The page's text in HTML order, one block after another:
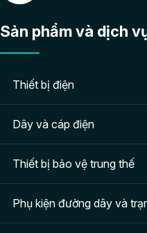
Sản phẩm và dịch
Thiết bị điện
Dây và cáp điện
Thiết bị bảo vệ trung thế
Phụ kiện đường dây và